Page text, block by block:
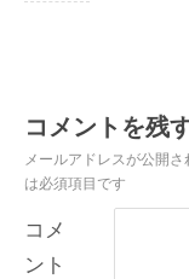
コメントを残
メールアドレスが公開さ
は必須項目です
コメ
ント